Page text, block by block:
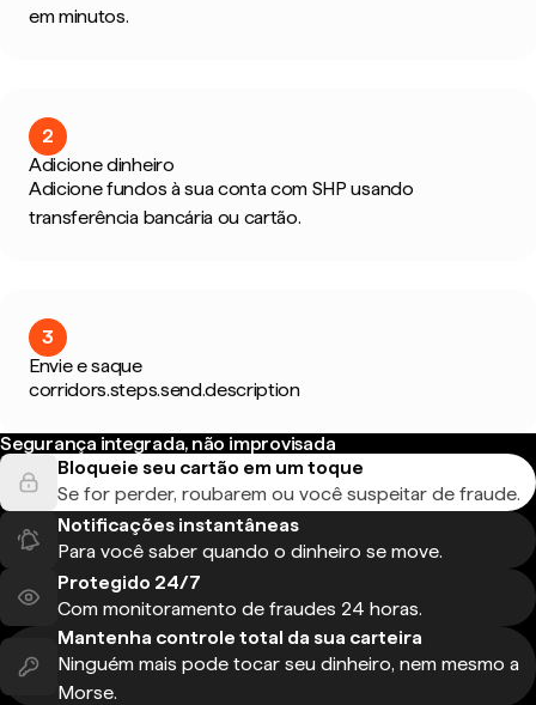
em minutos.
2
Adicione dinheiro
Adicione fundos à sua conta com SHP usando
transferência bancária ou cartão.
3
Envie e saque
corridors.steps.send.description
Segurança integrada, não improvisada
Bloqueie seu cartão em um toque
Se for perder, roubarem ou você suspeitar de fraude.
Notificações instantâneas
Para você saber quando o dinheiro se move.
Protegido 24/7
Com monitoramento de fraudes 24 horas.
Mantenha controle total da sua carteira
Ninguém mais pode tocar seu dinheiro, nem mesmo a
Morse.